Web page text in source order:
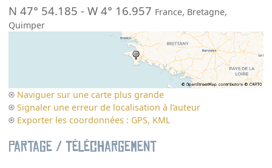
N 47° 54.185 -W 4° 16.957 France, Bretagne,
Quimper
Naviguer sur une carte plus grande
Signaler une erreur de localisation à l’auteur
Exporter les coordonnées : GPS, KML
Partage / Téléchargement